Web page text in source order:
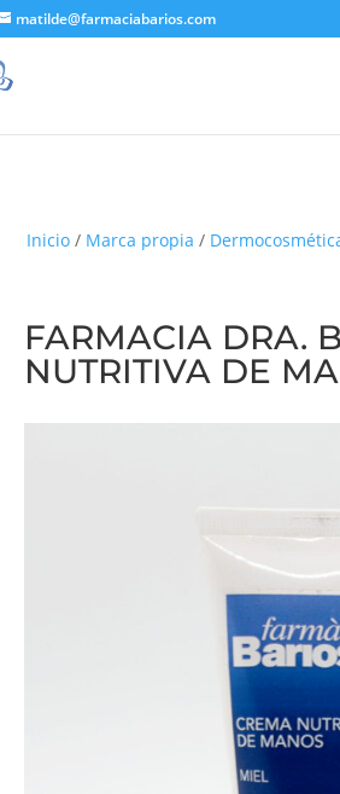
matilde@farmaciabarios.com
Inicio / Marca propia /
FARMACIA DRA.
NUTRITIVA DE